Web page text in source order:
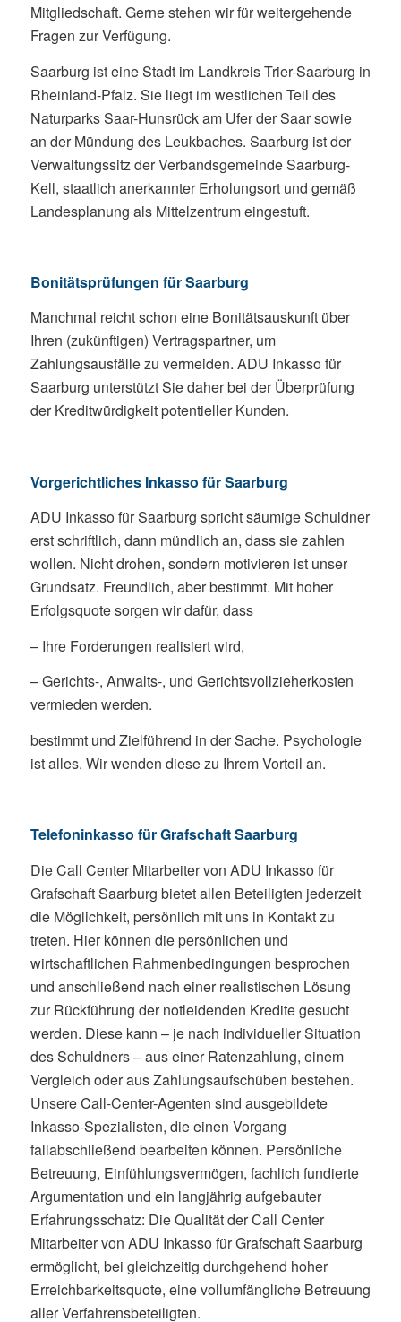
Mitgliedschaft. Gerne stehen wir für weitergehende
Fragen zur Verfügung.
Saarburg ist eine Stadt im Landkreis Trier-Saarburg in
Rheinland-Pfalz. Sie liegt im westlichen Teil des
Naturparks Saar-Hunsrück am Ufer der Saar sowie
an der Mündung des Leukbaches. Saarburg ist der
Verwaltungssitz der Verbandsgemeinde Saarburg-
Kell, staatlich anerkannter Erholungsort und gemäß
Landesplanung als Mittelzentrum eingestuft.
Bonitätsprüfungen für Saarburg
Manchmal reicht schon eine Bonitätsauskunft über
Ihren (zukünftigen) Vertragspartner, um
Zahlungsausfälle zu vermeiden. ADU Inkasso für
Saarburg unterstützt Sie daher bei der Überprüfung
der Kreditwürdigkeit potentieller Kunden.
Vorgerichtliches Inkasso für Saarburg
ADU Inkasso für Saarburg spricht säumige Schuldner
erst schriftlich, dann mündlich an, dass sie zahlen
wollen. Nicht drohen, sondern motivieren ist unser
Grundsatz. Freundlich, aber bestimmt. Mit hoher
Erfolgsquote sorgen wir dafür, dass
– Ihre Forderungen realisiert wird,
– Gerichts-, Anwalts-, und Gerichtsvollzieherkosten
vermieden werden.
bestimmt und Zielführend in der Sache. Psychologie
ist alles. Wir wenden diese zu Ihrem Vorteil an.
Telefoninkasso für Grafschaft Saarburg
Die Call Center Mitarbeiter von ADU Inkasso für
Grafschaft Saarburg bietet allen Beteiligten jederzeit
die Möglichkeit, persönlich mit uns in Kontakt zu
treten. Hier können die persönlichen und
wirtschaftlichen Rahmenbedingungen besprochen
und anschließend nach einer realistischen Lösung
zur Rückführung der notleidenden Kredite gesucht
werden. Diese kann – je nach individueller Situation
des Schuldners – aus einer Ratenzahlung, einem
Vergleich oder aus Zahlungsaufschüben bestehen.
Unsere Call-Center-Agenten sind ausgebildete
Inkasso-Spezialisten, die einen Vorgang
fallabschließend bearbeiten können. Persönliche
Betreuung, Einfühlungsvermögen, fachlich fundierte
Argumentation und ein langjährig aufgebauter
Erfahrungsschatz: Die Qualität der Call Center
Mitarbeiter von ADU Inkasso für Grafschaft Saarburg
ermöglicht, bei gleichzeitig durchgehend hoher
Erreichbarkeitsquote, eine vollumfängliche Betreuung
aller Verfahrensbeteiligten.